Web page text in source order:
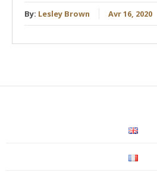
By: Lesley Brown Avr 16, 2020